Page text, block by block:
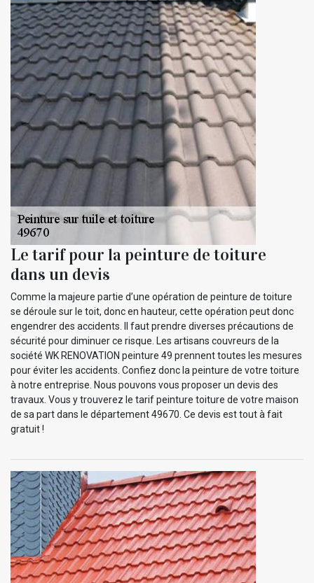
Le tarif pour la peinture de toiture
dans un devis
Comme la majeure partie d’une opération de peinture de toiture
se déroule sur le toit, donc en hauteur, cette opération peut donc
engendrer des accidents. Il faut prendre diverses précautions de
sécurité pour diminuer ce risque. Les artisans couvreurs de la
société WK RENOVATION peinture 49 prennent toutes les mesures
pour éviter les accidents. Confiez donc la peinture de votre toiture
à notre entreprise. Nous pouvons vous proposer un devis des
travaux. Vous y trouverez le tarif peinture toiture de votre maison
de sa part dans le département 49670. Ce devis est tout à fait
gratuit !